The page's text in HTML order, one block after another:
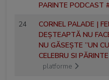
PARINTE PODCAST
24
CORNEL PALADE |
DEȘTEAPTĂ NU
NU GĂSEȘTE ”UN
CELEBRU SI
platforme